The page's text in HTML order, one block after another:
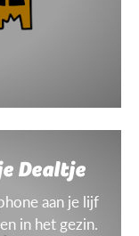
Dealtje
aan je lijf
in het gezin.